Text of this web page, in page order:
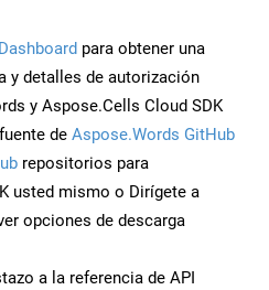
Dashboard para obtener una
y detalles de autorización
y Aspose.Cells Cloud SDK
de Aspose.Words GitHub
repositorios para
usted mismo o Dirígete a
opciones de descarga
a la referencia de API